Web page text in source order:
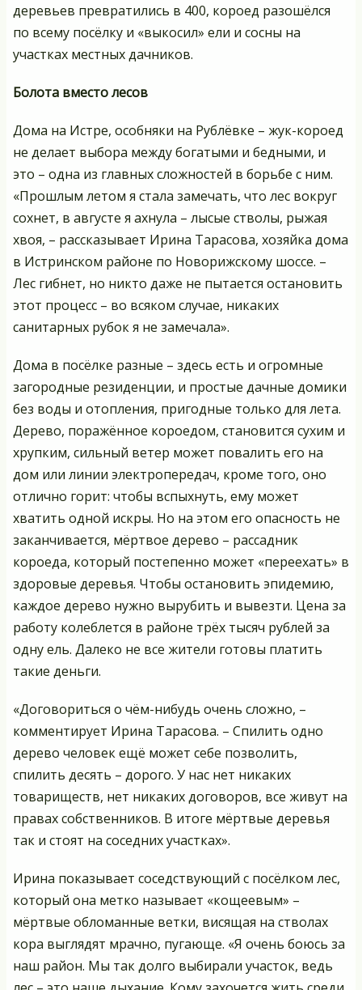
деревьев превратились в 400, короед разошёлся
по всему посёлку и «выкосил» ели и сосны на
участках местных дачников.
Болота вместо лесов
Дома на Истре, особняки на Рублёвке – жук-короед
не делает выбора между богатыми и бедными, и
это – одна из главных сложностей в борьбе с ним.
«Прошлым летом я стала замечать, что лес вокруг
сохнет, в августе я ахнула – лысые стволы, рыжая
хвоя, – рассказывает Ирина Тарасова, хозяйка дома
в Истринском районе по Новорижскому шоссе. –
Лес гибнет, но никто даже не пытается остановить
этот процесс – во всяком случае, никаких
санитарных рубок я не замечала».
Дома в посёлке разные – здесь есть и огромные
загородные резиденции, и простые дачные домики
без воды и отопления, пригодные только для лета.
Дерево, поражённое короедом, становится сухим и
хрупким, сильный ветер может повалить его на
дом или линии электропередач, кроме того, оно
отлично горит: чтобы вспыхнуть, ему может
хватить одной искры. Но на этом его опасность не
заканчивается, мёртвое дерево – рассадник
короеда, который постепенно может «переехать» в
здоровые деревья. Чтобы остановить эпидемию,
каждое дерево нужно вырубить и вывезти. Цена за
работу колеблется в районе трёх тысяч рублей за
одну ель. Далеко не все жители готовы платить
такие деньги.
«Договориться о чём-нибудь очень сложно, –
комментирует Ирина Тарасова. – Спилить одно
дерево человек ещё может себе позволить,
спилить десять – дорого. У нас нет никаких
товариществ, нет никаких договоров, все живут на
правах собственников. В итоге мёртвые деревья
так и стоят на соседних участках».
Ирина показывает соседствующий с посёлком лес,
который она метко называет «кощеевым» –
мёртвые обломанные ветки, висящая на стволах
кора выглядят мрачно, пугающе. «Я очень боюсь за
наш район. Мы так долго выбирали участок, ведь